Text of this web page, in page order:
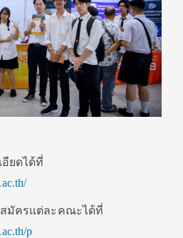
อียดได้ที่
สมัครแต่ละคณะได้ที่
p